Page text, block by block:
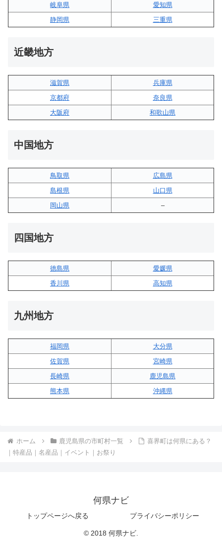
岐阜県
愛知県
静岡県
三重県
近畿地方
滋賀県
兵庫県
京都府
奈良県
大阪府
和歌山県
中国地方
鳥取県
広島県
島根県
山口県
岡山県
–
四国地方
徳島県
愛媛県
香川県
高知県
九州地方
福岡県
大分県
佐賀県
宮崎県
長崎県
鹿児島県
熊本県
沖縄県
ホーム 鹿児島県の市町村一覧
喜界町は何県にある？
｜特産品｜名産品｜イベント｜お祭り
何県ナビ
トップページへ戻る プライバシーポリシー
© 2018 何県ナビ.